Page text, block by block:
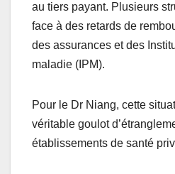
au tiers payant. Plusieurs
face à des retards de
des assurances et des
maladie (IPM).
Pour le Dr Niang, cette
véritable goulot
établissements de santé